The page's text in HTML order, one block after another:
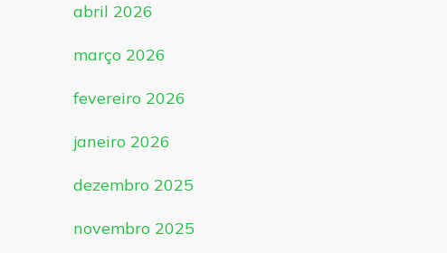
abril 2026
março 2026
fevereiro 2026
janeiro 2026
dezembro 2025
novembro 2025